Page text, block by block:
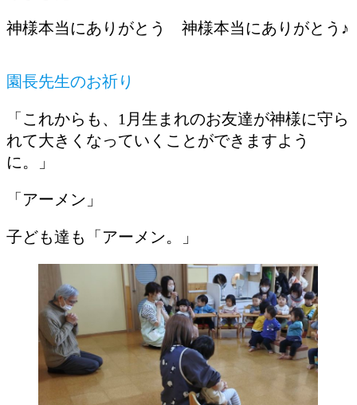
神様本当にありがとう 神様本当にありがとう♪
園長先生のお祈り
「これからも、1月生まれのお友達が神様に守ら
れて大きくなっていくことができますよう
に。」
「アーメン」
子ども達も「アーメン。」